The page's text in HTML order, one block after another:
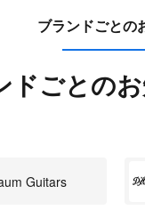
ブランドごとの
ドごとの
Guitars